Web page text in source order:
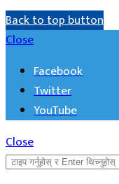
Back to top button
Close
Facebook
Twitter
YouTube
Close